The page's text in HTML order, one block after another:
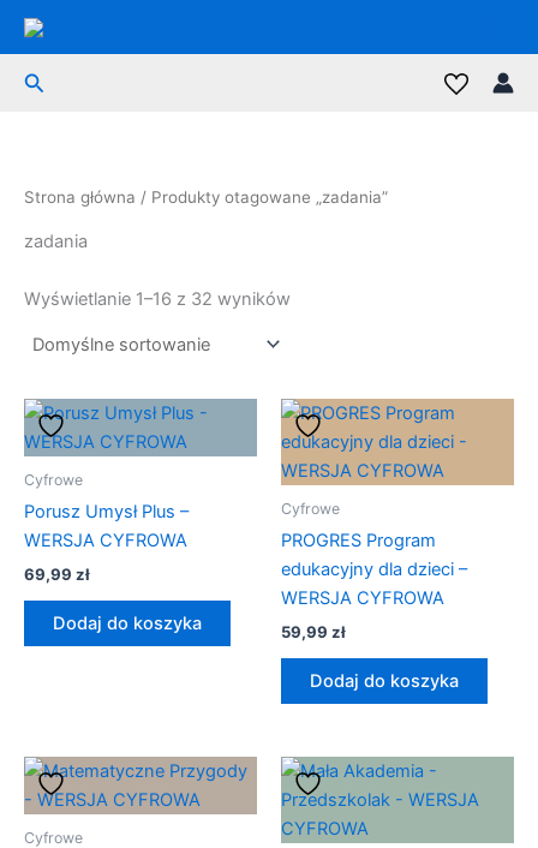
Przejdź
treściSzukaj
Strona główna / Produkty otagowane „zadania”
zadania
Wyświetlanie 1–16 z 32 wyników
Cyfrowe
Porusz Umysł Plus –
WERSJA CYFROWA
69,99 zł
Dodaj do koszyka
Cyfrowe
PROGRES Program
edukacyjny dla dzieci –
WERSJA CYFROWA
59,99 zł
Dodaj do koszyka
Cyfrowe